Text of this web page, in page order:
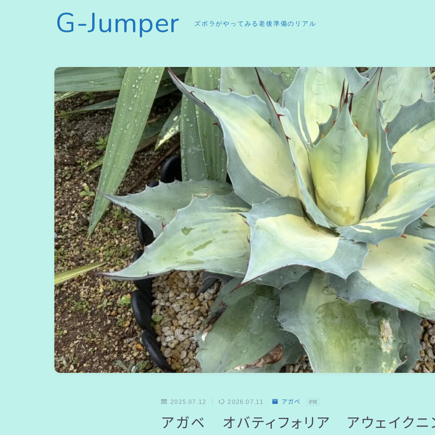
G-Jumper ズボラがやってみる老後準備のリアル
2025.07.12 2026.07.11 アガベ PR
アガベ オバティフォリア アウェイク